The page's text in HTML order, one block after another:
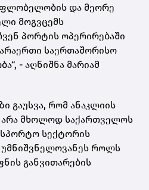
და მეორე
მოგვცემს
პორტის ოპერირებაში
საერთაშორისო
- აღნიშნა მარიამ
გაუსვა, რომ ანაკლიის
არა მხოლოდ საქართველოს
სექტორის
უმნიშვნელოვანეს როლს
განვითარების